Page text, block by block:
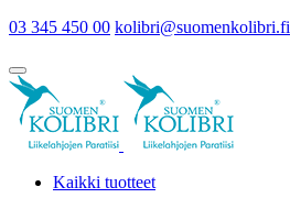
03 345 450 00 kolibri@suomenkolibri.fi
Kaikki tuotteet